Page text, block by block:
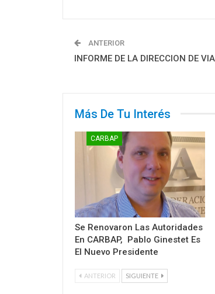
ANTERIOR
INFORME DE LA DIRECCION DE
Más De Tu Interés
CARBAP
Se Renovaron Las Autoridades
En CARBAP, Pablo Ginestet Es
El Nuevo Presidente
ANTERIOR SIGUIENTE